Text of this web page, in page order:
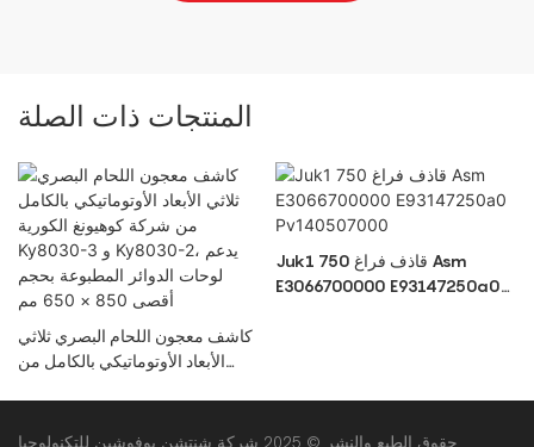
المنتجات ذات الصلة
كاشف معجون اللحام البصري ثلاثي
الأبعاد الأوتوماتيكي بالكامل من
المطبوعة بحجم أقصى 850 × 650
Juk1 750 قاذف فراغ Asm
E3066700000 E93147250a0
حقوق الطبع والنشر © 2025 شركة شنتشن يوفوشين للتكنولوجيا